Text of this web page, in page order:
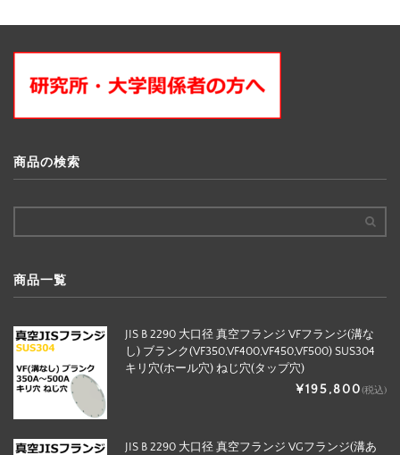
商品の検索
商品一覧
JIS B 2290 大口径 真空フランジ VFフランジ(溝な
し) ブランク(VF350,VF400,VF450,VF500) SUS304
キリ穴(ホール穴) ねじ穴(タップ穴)
¥195,800(税込)
JIS B 2290 大口径 真空フランジ VGフランジ(溝あ